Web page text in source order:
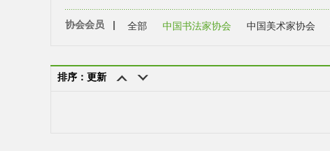
协会会员 | 全部 中国书法家协会 中国美术家协会
排序：更新